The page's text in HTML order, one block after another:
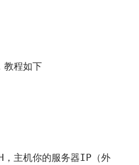
教程如下
，主机你的服务器IP （外